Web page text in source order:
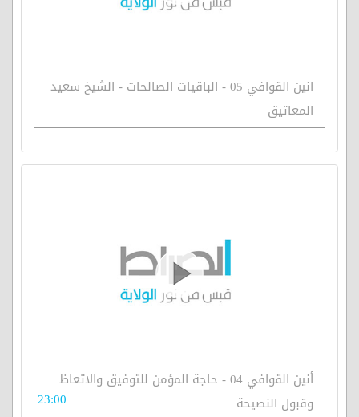
انين القوافي 05 - الباقيات الصالحات - الشيخ سعيد
المعاتيق
أنين القوافي 04 - حاجة المؤمن للتوفيق والاتعاظ
وقبول النصيحة
23:00